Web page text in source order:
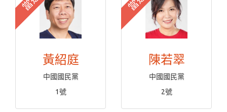
黃紹庭
中國國民黨
1號
陳若翠
中國國民黨
2號